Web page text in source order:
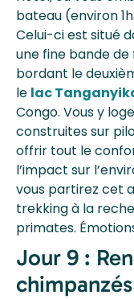
bateau (environ
Celui-ci est situé
une fine bande
bordant le
le lac
Congo. Vous y
construites sur
offrir tout le
l’impact sur
vous partirez cet
trekking à la
primates.
Jour 9 :